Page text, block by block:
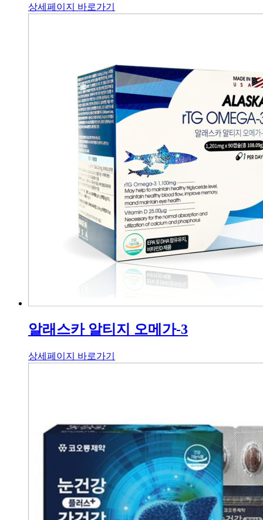
상세페이지 바로가기
알래스카 알티지 오메가-3
상세페이지 바로가기